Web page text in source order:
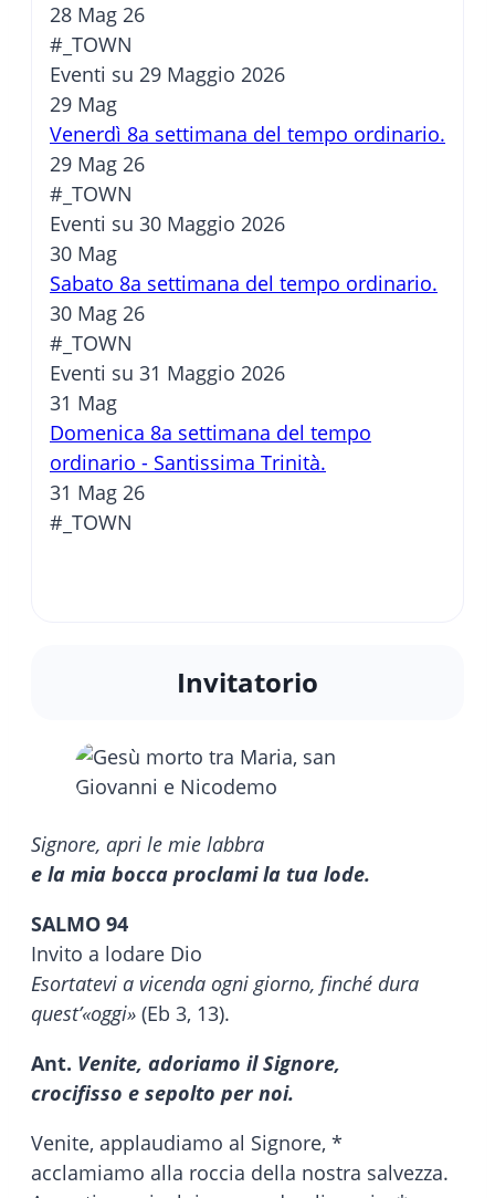
28 Mag 26
#_TOWN
Eventi su 29 Maggio 2026
29 Mag
Venerdì 8a settimana del tempo ordinario.
29 Mag 26
#_TOWN
Eventi su 30 Maggio 2026
30 Mag
Sabato 8a settimana del tempo ordinario.
30 Mag 26
#_TOWN
Eventi su 31 Maggio 2026
31 Mag
Domenica 8a settimana del tempo
ordinario - Santissima Trinità.
31 Mag 26
#_TOWN
Invitatorio
Signore, apri le mie labbra
e la mia bocca proclami la tua lode.
SALMO 94
Invito a lodare Dio
Esortatevi a vicenda ogni giorno, finché dura
quest’«oggi» (Eb 3, 13).
Ant. Venite, adoriamo il Signore,
crocifisso e sepolto per noi.
Venite, applaudiamo al Signore, *
acclamiamo alla roccia della nostra salvezza.